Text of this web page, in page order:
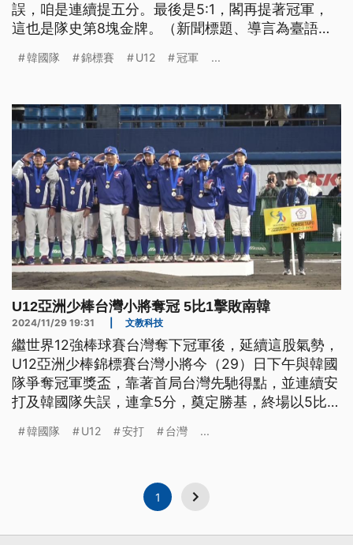
誤，咱是連續提五分。最後是5:1，閣再提著冠軍，
這也是隊史第8塊金牌。（新聞標題、導言為臺語
韓國隊 錦標賽 U12 冠軍 ...
U12亞洲少棒台灣小將奪冠 5比1擊敗南韓
2024/11/29 19:31 文教科技
繼世界12強棒球賽台灣奪下冠軍後，延續這股氣勢，
U12亞洲少棒錦標賽台灣小將今（29）日下午與韓國
隊爭奪冠軍獎盃，靠著首局台灣先馳得點，並連續安
打及韓國隊失誤，連拿5分，奠定勝基，終場以5比1
韓國隊 U12 安打 台灣 ...
1